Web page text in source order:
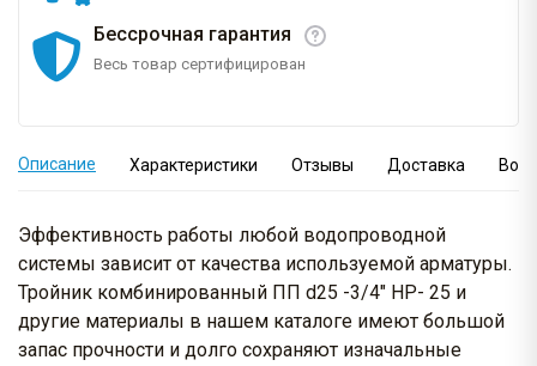
Бессрочная гарантия
Весь товар сертифицирован
Описание Характеристики Отзывы Доставка
Эффективность работы любой водопроводной
системы зависит от качества используемой арматуры.
Тройник комбинированный ПП d25 -3/4" НР- 25 и
другие материалы в нашем каталоге имеют большой
запас прочности и долго сохраняют изначальные